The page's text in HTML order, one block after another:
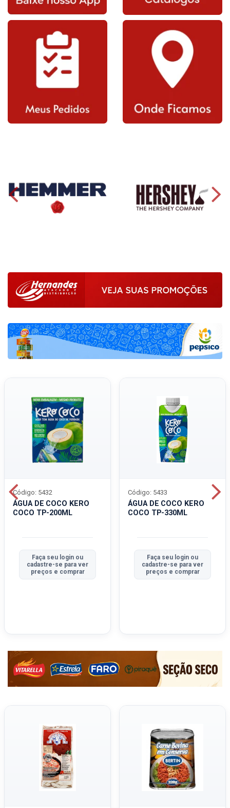
ÁGUA DE COCO KERO
COCO TP-200ML
Código: 5432
Faça seu login ou
cadastre-se para ver
preços e comprar
ÁGUA DE COCO KERO
COCO TP-330ML
Código: 5433
Faça seu login ou
cadastre-se para ver
preços e comprar